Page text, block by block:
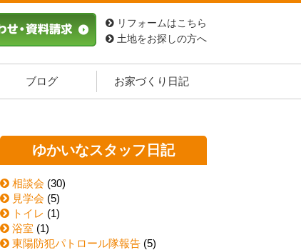
リフォームはこちら
土地をお探しの方へ
ブログ お家づくり日記
ゆかいなスタッフ日記
相談会 (30)
見学会 (5)
トイレ (1)
浴室 (1)
東陽防犯パトロール隊報告 (5)